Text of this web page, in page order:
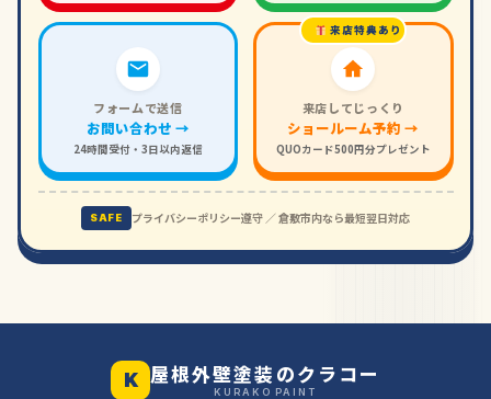
フォームで送信
お問い合わせ →
24時間受付・3日以内返信
来店特典あり
来店してじっくり
ショールーム予約 →
QUOカード500円分プレゼント
SAFE プライバシーポリシー遵守 ／ 倉敷市内なら最短翌日対応
K 屋根外壁塗装のクラコー
KURAKO PAINT